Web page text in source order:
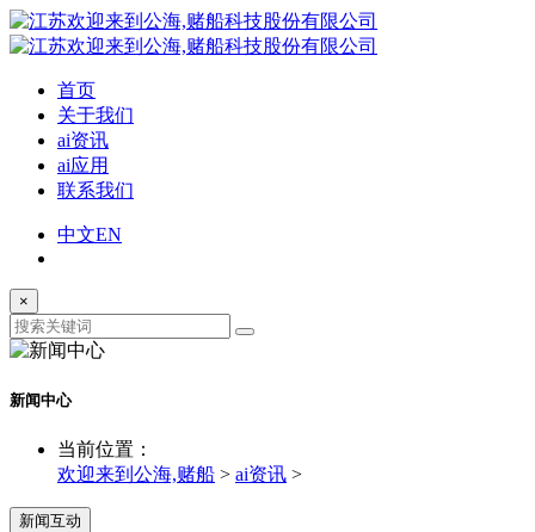
首页
关于我们
ai资讯
ai应用
联系我们
中文EN
×
新闻中心
当前位置：
欢迎来到公海,赌船 > ai资讯 >
新闻互动